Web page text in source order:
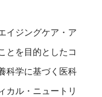
イジングケア・ア
とを目的としたコ
科学に基づく医科
カル・ニュートリ